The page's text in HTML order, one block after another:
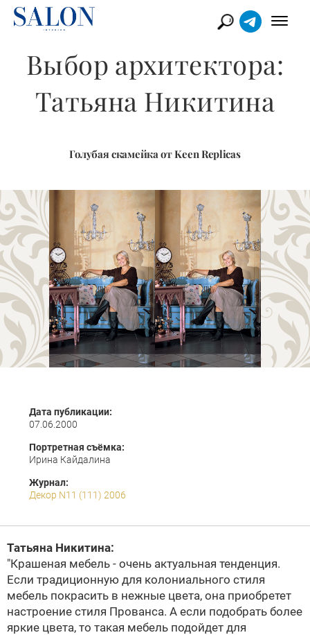
Выбор архитектора:
Татьяна Никитина
Голубая скамейка от Keen Replicas
Дата публикации:
07.06.2000
Портретная съёмка:
Ирина Кайдалина
Журнал:
Декор N11 (111) 2006
Татьяна Никитина:
"Крашеная мебель - очень актуальная тенденция.
Если традиционную для колониального стиля
мебель покрасить в нежные цвета, она приобретет
настроение стиля Прованса. А если подобрать более
яркие цвета, то такая мебель подойдет для